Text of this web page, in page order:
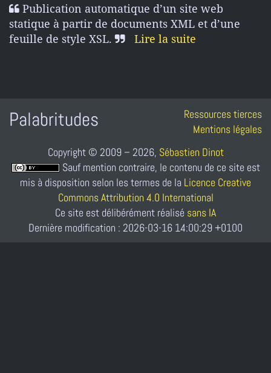
Publication automatique d’un site web
statique à partir de documents XML et d’une
feuille de style XSL.
Lire la suite
Palabritudes
Ressources tierces
Mentions légales
Copyright © 2009 – 2026, Sébastien Dinot
Sauf mention contraire, le contenu de ce site est
mis à disposition selon les termes de la Licence Creative
Commons Attribution 4.0 International
Ce site est délibérément réalisé sans IA
Dernière modification : 2026-03-16 14:00:29 +0100